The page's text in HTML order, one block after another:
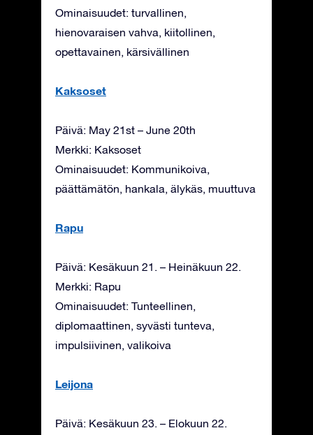
Ominaisuudet: turvallinen,
hienovaraisen vahva, kiitollinen,
opettavainen, kärsivällinen
Kaksoset
Päivä: May 21st – June 20th
Merkki: Kaksoset
Ominaisuudet: Kommunikoiva,
päättämätön, hankala, älykäs, muuttuva
Rapu
Päivä: Kesäkuun 21. – Heinäkuun 22.
Merkki: Rapu
Ominaisuudet: Tunteellinen,
diplomaattinen, syvästi tunteva,
impulsiivinen, valikoiva
Leijona
Päivä: Kesäkuun 23. – Elokuun 22.